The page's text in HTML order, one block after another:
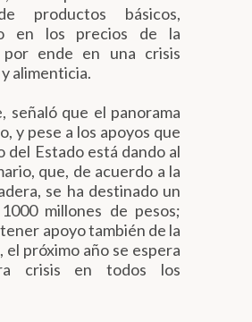
productos básicos,
en los precios de la
ende en una crisis
alimenticia.
señaló que el panorama
y pese a los apoyos que
del Estado está dando al
que, de acuerdo a la
se ha destinado un
millones de pesos;
apoyo también de la
próximo año se espera
crisis en todos los